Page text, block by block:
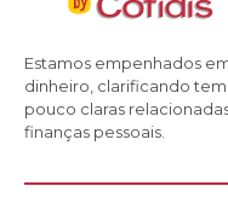
Estamos empenhados
dinheiro, clarificando
pouco claras
finanças pessoais.